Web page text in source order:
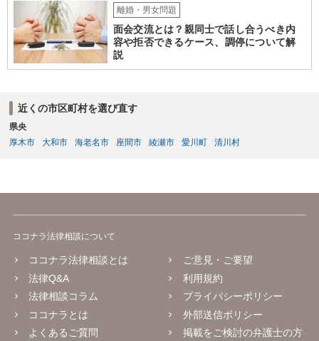
離婚・男女問題
面会交流とは？親同士で話し合うべき内
容や拒否できるケース、調停について解
説
近くの市区町村を選び直す
県央
厚木市
大和市 海老名市 座間市 綾瀬市 愛川町 清川村
ココナラ法律相談について
ココナラ法律相談とは
法律Q&A
法律相談コラム
ココナラとは
よくあるご質問
ご意見・ご要望
利用規約
プライバシーポリシー
外部送信ポリシー
掲載をご検討の弁護士の方